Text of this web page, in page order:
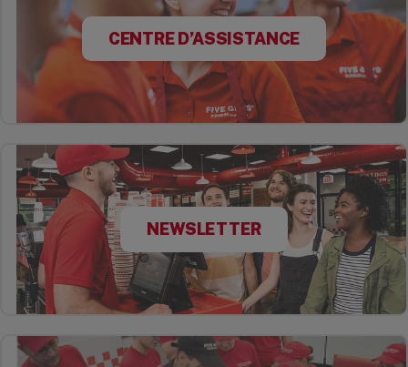
CENTRE D’ASSISTANCE
NEWSLETTER